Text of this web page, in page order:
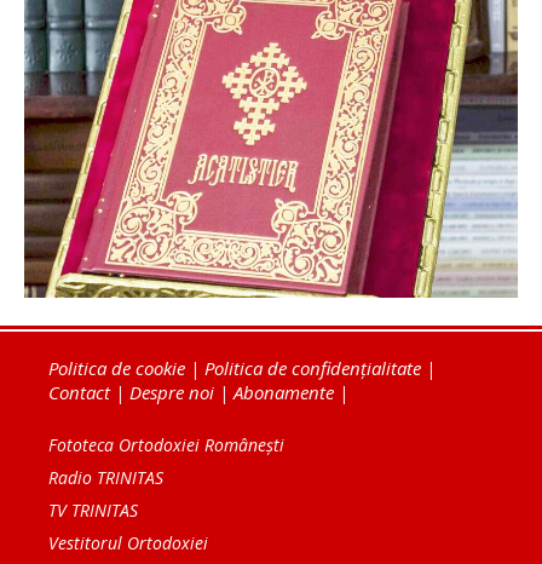
Politica de cookie | Politica de confidențialitate |
Contact| Despre noi | Abonamente |
Fototeca Ortodoxiei Românești
Radio TRINITAS
TV TRINITAS
Vestitorul Ortodoxiei